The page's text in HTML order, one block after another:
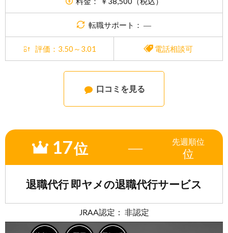
転職サポート： ―
評価：3.50～3.01 電話相談可
口コミを見る
17位 ― 先週順位
位
退職代行 即ヤメの退職代行サービス
JRAA認定： 非認定